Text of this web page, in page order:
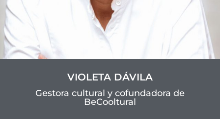
VIOLETA DÁVILA
Gestora cultural y cofundadora de
BeCooltural